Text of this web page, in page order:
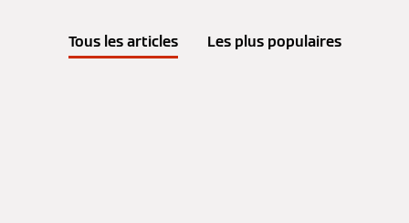
Tous les articles Les plus populaires